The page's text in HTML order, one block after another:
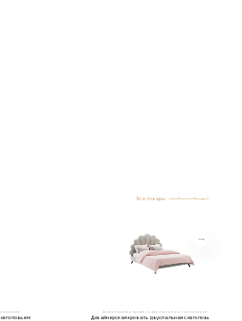
Все товары
изголовьем
Дизайнерская кровать двуспальная с изголовьем Эмили
Дизайнерская кровать двуспальная с изголовьем Эмили